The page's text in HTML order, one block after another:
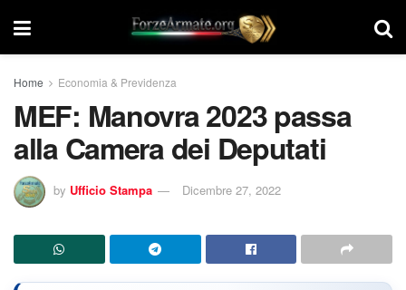
Home Economia & Previdenza
MEF: Manovra 2023 passa
alla Camera dei Deputati
by Ufficio Stampa Dicembre 27, 2022